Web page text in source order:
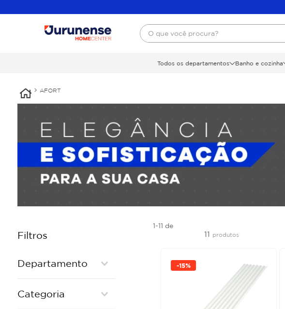
O que você procura?
Todos os departamentos Banho e cozinha
AFORT
Filtros
Departamento
Categoria
1-11 de
11 produtos
-15%